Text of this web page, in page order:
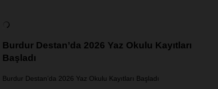
Burdur Destan’da 2026 Yaz Okulu Kayıtları
Başladı
Burdur Destan’da 2026 Yaz Okulu Kayıtları Başladı